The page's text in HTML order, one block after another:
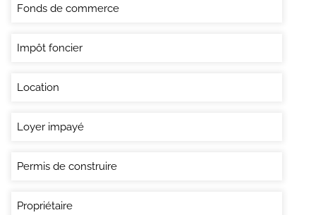
Fonds de commerce
Impôt foncier
Location
Loyer impayé
Permis de construire
Propriétaire